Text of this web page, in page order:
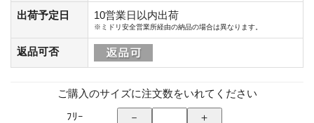
出荷予定日 10営業日以内出荷
※ミドリ安全営業所経由の納品の場合は異なります。
返品可否
ご購入のサイズに注文数をいれてください
ﾌﾘｰ